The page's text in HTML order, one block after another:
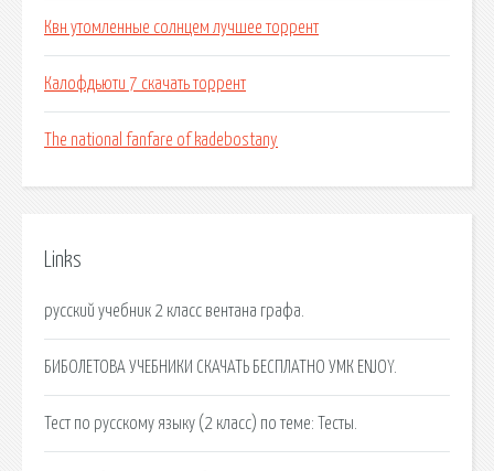
Квн утомленные солнцем лучшее торрент
Калофдьюти 7 скачать торрент
The national fanfare of kadebostany
Links
русский учебник 2 класс вентана графа.
БИБОЛЕТОВА УЧЕБНИКИ СКАЧАТЬ БЕСПЛАТНО УМК ENJOY.
Тест по русскому языку (2 класс) по теме: Тесты.